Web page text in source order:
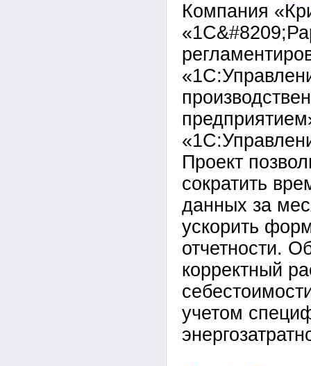
Компания
Проект
сократить
данных за
ускорить
отчетности.
корректный
учетом